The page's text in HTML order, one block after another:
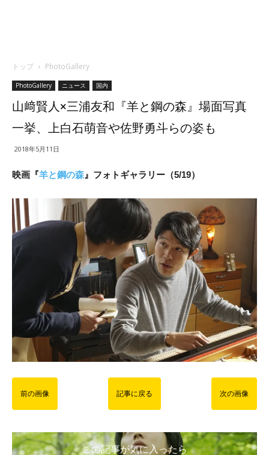
トップ PhotoGallery
PhotoGallery ニュース 国内
山﨑賢人×三浦友和『羊と鋼の森』場面写真
一挙、上白石萌音や佐野勇斗らの姿も
2018年5月11日
映画『羊と鋼の森 』フォトギャラリー（5/19）
前の画像 記事に戻る 次の画像
この記事が気に入ったら